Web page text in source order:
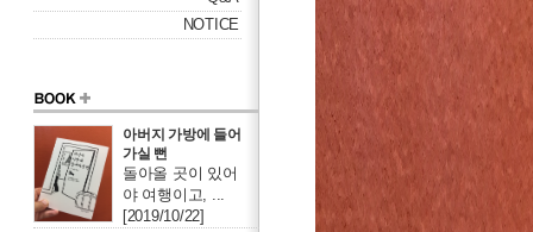
NOTICE
아버지 가방에 들어
가실 뻔
돌아올 곳이 있어
야 여행이고, ...
[2019/10/22]